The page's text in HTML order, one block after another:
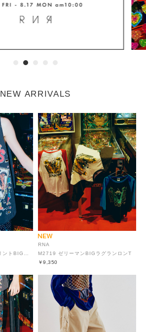
NEW ARRIVALS
RNA
M2719 ゼリーマンBIGラグランロンT
￥9,350